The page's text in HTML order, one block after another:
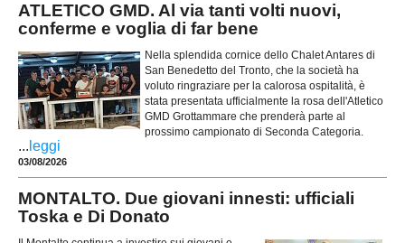
ATLETICO GMD. Al via tanti volti nuovi,
conferme e voglia di far bene
Nella splendida cornice dello Chalet Antares di
San Benedetto del Tronto, che la società ha
voluto ringraziare per la calorosa ospitalità, è
stata presentata ufficialmente la rosa dell'Atletico
GMD Grottammare che prenderà parte al
prossimo campionato di Seconda Categoria.
... leggi
03/08/2026
MONTALTO. Due giovani innesti: ufficiali
Toska e Di Donato